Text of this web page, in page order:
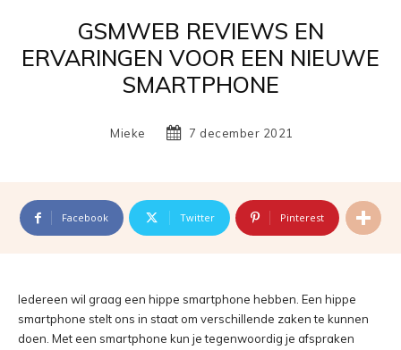
GSMWEB REVIEWS EN
ERVARINGEN VOOR EEN NIEUWE
SMARTPHONE
Mieke 7 december 2021
Facebook Twitter Pinterest
Iedereen wil graag een hippe smartphone hebben. Een hippe
smartphone stelt ons in staat om verschillende zaken te kunnen
doen. Met een smartphone kun je tegenwoordig je afspraken